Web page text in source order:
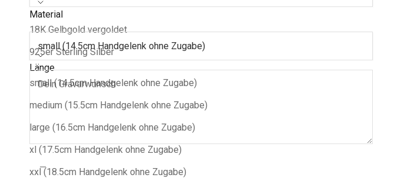
Material
18K Gelbgold vergoldet
925er Sterling Silber
Länge:
small (14.5cm Handgelenk ohne Zugabe)
Länge
small (14.5cm Handgelenk ohne Zugabe)
medium (15.5cm Handgelenk ohne Zugabe)
large (16.5cm Handgelenk ohne Zugabe)
xl (17.5cm Handgelenk ohne Zugabe)
xxl (18.5cm Handgelenk ohne Zugabe)